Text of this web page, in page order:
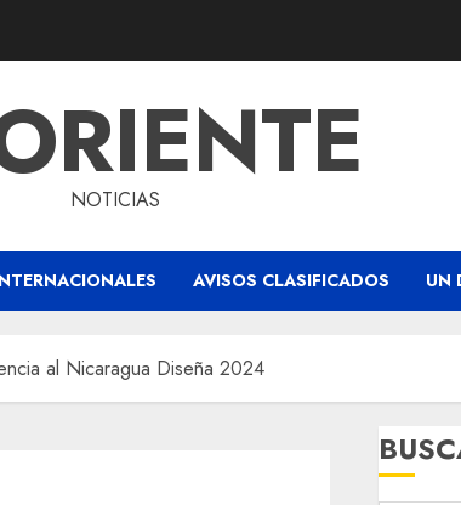
NOTICIAS
AVISOS CLASIFICADOS UN
al Nicaragua Diseña 2024